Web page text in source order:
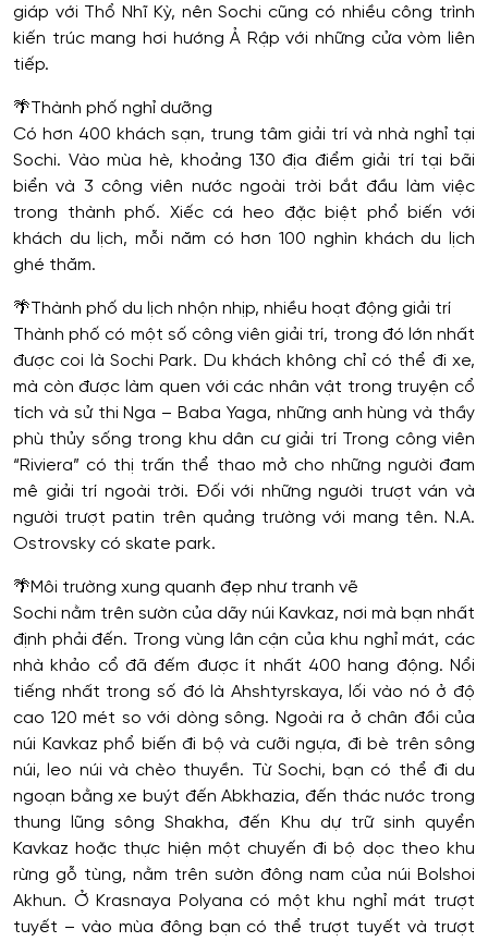
giáp với Thổ Nhĩ Kỳ, nên Sochi cũng có nhiều công trình
kiến trúc mang hơi hướng Ả Rập với những cửa vòm liên
tiếp.
🌴Thành phố nghỉ dưỡng
Có hơn 400 khách sạn, trung tâm giải trí và nhà nghỉ tại
Sochi. Vào mùa hè, khoảng 130 địa điểm giải trí tại bãi
biển và 3 công viên nước ngoài trời bắt đầu làm việc
trong thành phố. Xiếc cá heo đặc biệt phổ biến với
khách du lịch, mỗi năm có hơn 100 nghìn khách du lịch
ghé thăm.
🌴Thành phố du lịch nhộn nhịp, nhiều hoạt động giải trí
Thành phố có một số công viên giải trí, trong đó lớn nhất
được coi là Sochi Park. Du khách không chỉ có thể đi xe,
mà còn được làm quen với các nhân vật trong truyện cổ
tích và sử thi Nga – Baba Yaga, những anh hùng và thầy
phù thủy sống trong khu dân cư giải trí Trong công viên
“Riviera” có thị trấn thể thao mở cho những người đam
mê giải trí ngoài trời. Đối với những người trượt ván và
người trượt patin trên quảng trường với mang tên. N.A.
Ostrovsky có skate park.
🌴Môi trường xung quanh đẹp như tranh vẽ
Sochi nằm trên sườn của dãy núi Kavkaz, nơi mà bạn nhất
định phải đến. Trong vùng lân cận của khu nghỉ mát, các
nhà khảo cổ đã đếm được ít nhất 400 hang động. Nổi
tiếng nhất trong số đó là Ahshtyrskaya, lối vào nó ở độ
cao 120 mét so với dòng sông. Ngoài ra ở chân đồi của
núi Kavkaz phổ biến đi bộ và cưỡi ngựa, đi bè trên sông
núi, leo núi và chèo thuyền. Từ Sochi, bạn có thể đi du
ngoạn bằng xe buýt đến Abkhazia, đến thác nước trong
thung lũng sông Shakha, đến Khu dự trữ sinh quyển
Kavkaz hoặc thực hiện một chuyến đi bộ dọc theo khu
rừng gỗ tùng, nằm trên sườn đông nam của núi Bolshoi
Akhun. Ở Krasnaya Polyana có một khu nghỉ mát trượt
tuyết – vào mùa đông bạn có thể trượt tuyết và trượt